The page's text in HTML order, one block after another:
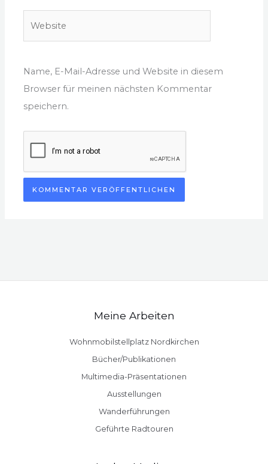
Name, E-Mail-Adresse und Website in diesem
Browser für meinen nächsten Kommentar
speichern.
Meine Arbeiten
Wohnmobilstellplatz Nordkirchen
Bücher/Publikationen
Multimedia-Präsentationen
Ausstellungen
Wanderführungen
Geführte Radtouren